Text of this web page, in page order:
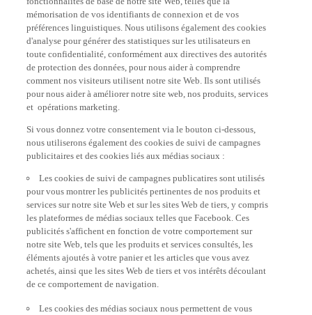
mémorisation de vos identifiants de connexion et de vos
préférences linguistiques. Nous utilisons également des cookies
d'analyse pour générer des statistiques sur les utilisateurs en
toute confidentialité, conformément aux directives des autorités
de protection des données, pour nous aider à comprendre
comment nos visiteurs utilisent notre site Web. Ils sont utilisés
pour nous aider à améliorer notre site web, nos produits, services
et opérations marketing.
nous utiliserons également des cookies de suivi de campagnes
publicitaires et des cookies liés aux médias sociaux :
pour vous montrer les publicités pertinentes de nos produits et
services sur notre site Web et sur les sites Web de tiers, y compris
les plateformes de médias sociaux telles que Facebook. Ces
publicités s'affichent en fonction de votre comportement sur
notre site Web, tels que les produits et services consultés, les
éléments ajoutés à votre panier et les articles que vous avez
achetés, ainsi que les sites Web de tiers et vos intérêts découlant
de ce comportement de navigation.